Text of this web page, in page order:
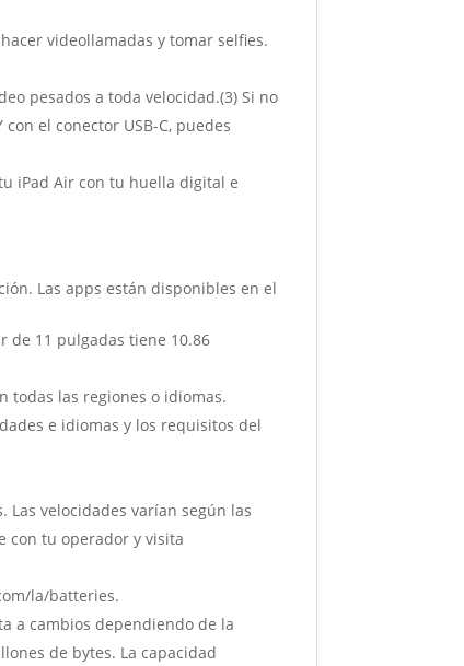
videollamadas y tomar selfies.
pesados a toda velocidad.(3) Si no
el conector USB-C, puedes
iPad Air con tu huella digital e
Las apps están disponibles en el
de 11 pulgadas tiene 10.86
todas las regiones o idiomas.
e idiomas y los requisitos del
Las velocidades varían según las
con tu operador y visita
la/batteries.
a cambios dependiendo de la
de bytes. La capacidad